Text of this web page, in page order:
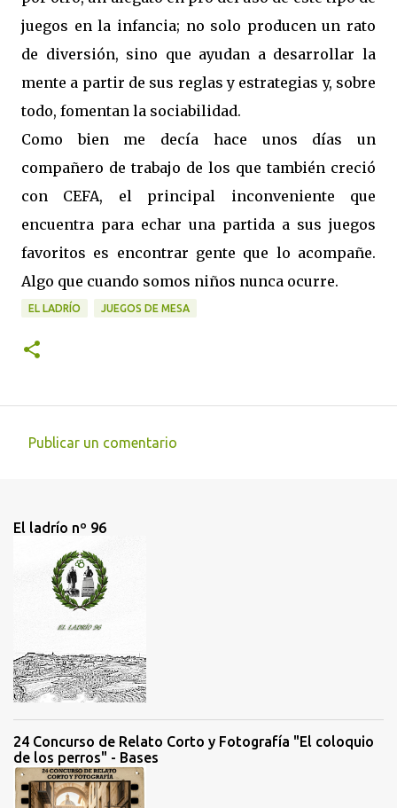
juegos en la infancia; no solo producen un rato
de diversión, sino que ayudan a desarrollar la
mente a partir de sus reglas y estrategias y, sobre
todo, fomentan la sociabilidad.
Como bien me decía hace unos días un
compañero de trabajo de los que también creció
con CEFA, el principal inconveniente que
encuentra para echar una partida a sus juegos
favoritos es encontrar gente que lo acompañe.
Algo que cuando somos niños nunca ocurre.
EL LADRÍO JUEGOS DE MESA
e
i
o
Publicar un comentario
El ladrío nº 96
24 Concurso de Relato Corto y Fotografía "El coloquio
de los perros" - Bases